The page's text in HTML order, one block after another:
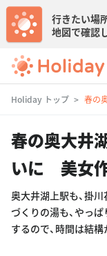
行きたい場
地図で確認
Holiday トップ 春の
春の奥大井
いに 美女
奥大井湖上駅も、掛
づくりの湯も、やっ
するので、時間は結構